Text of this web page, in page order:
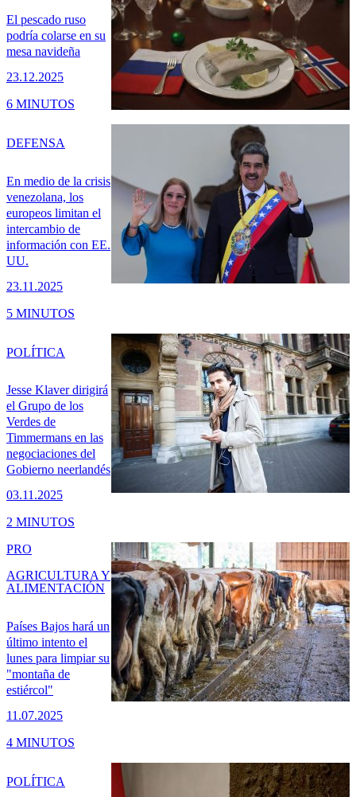
El pescado ruso
podría colarse en su
mesa navideña
23.12.2025
6 MINUTOS
En medio de la crisis
venezolana, los
europeos limitan el
intercambio de
información con EE.
UU.
23.11.2025
DEFENSA
5 MINUTOS
Jesse Klaver dirigirá
el Grupo de los
Verdes de
Timmermans en las
negociaciones del
Gobierno neerlandés
03.11.2025
POLÍTICA
2 MINUTOS
Países Bajos hará un
último intento el
lunes para limpiar su
"montaña de
estiércol"
11.07.2025
PRO
AGRICULTURA Y
ALIMENTACIÓN
4 MINUTOS
POLÍTICA